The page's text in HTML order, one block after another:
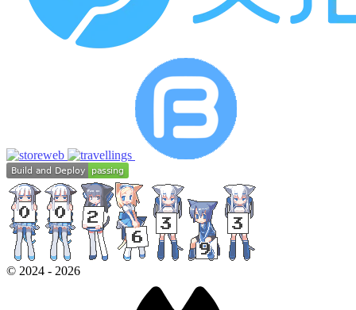
返信@Kissablecho
我猜一个是 QQ 的 API，一个是 Gravatar 镜像的 AP
I。
macOS 26.5.1 Chrome 148.0.0.0
2026-06-15
@Kissablecho:
给你看个老文章 。
macOS 26.5.1 Chrome 148.0.0.0
Kissablecho 博主 2026-06-15
返信 @梁栋烨 :
突然感到很后悔了
© 2024 - 2026